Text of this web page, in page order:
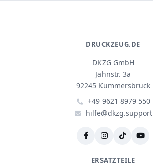
DRUCKZEUG.DE
DKZG GmbH
Jahnstr. 3a
92245 Kümmersbruck
+49 9621 8979 550
hilfe@dkzg.support
ERSATZTEILE